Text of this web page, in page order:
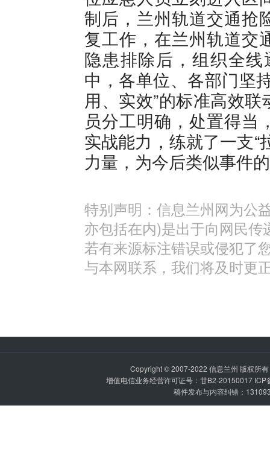
制后，兰州轨道交通抢
复工作，在兰州轨道交
隐患排除后，组织全
中，各单位、各部门坚
用、实效”的标准高效
员分工明确，处置得当
实战能力，练就了一支“
力量，为今后类似事件
特别声明：信息兰州网为公
亦包括在内)是出于向网民
若有来源标注错误或侵犯了
与本网联系，我们将及时更
Copyright © 2007-2022 信息兰州 版权所
增值电信业务经营许可证号：甘B2-20150017 ICP
稿件发布与内容纠错：